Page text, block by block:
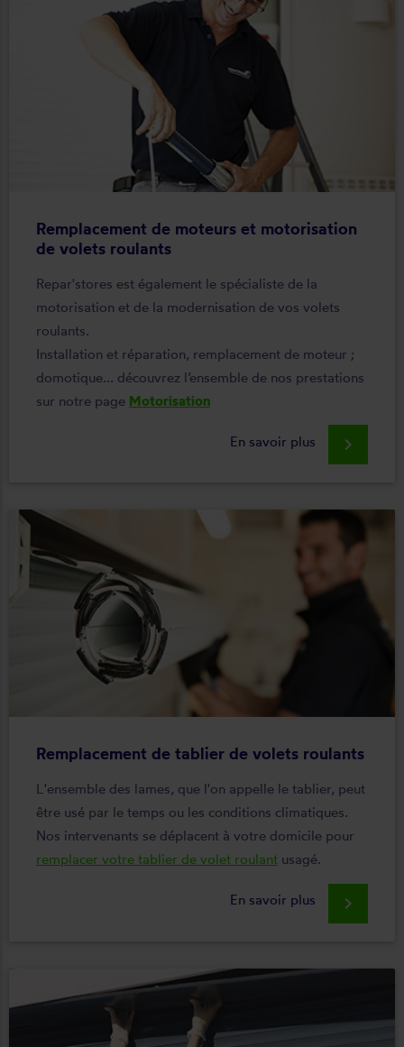
Remplacement de moteurs et motorisation
de volets roulants
Repar'stores est également le spécialiste de la
motorisation et de la modernisation de vos volets
roulants.
Installation et réparation, remplacement de moteur ;
domotique... découvrez l’ensemble de nos prestations
sur notre page Motorisation
En savoir plus keyboard_arrow_right
Remplacement de tablier de volets roulants
L'ensemble des lames, que l'on appelle le tablier, peut
être usé par le temps ou les conditions climatiques.
Nos intervenants se déplacent à votre domicile pour
remplacer votre tablier de volet roulant usagé.
En savoir plus keyboard_arrow_right